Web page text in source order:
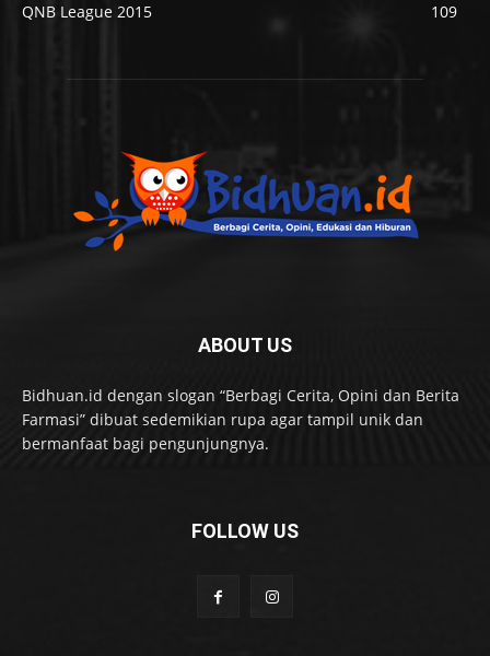
QNB League 2015
109
ABOUT US
Bidhuan.id dengan slogan “Berbagi Cerita, Opini dan Berita
Farmasi” dibuat sedemikian rupa agar tampil unik dan
bermanfaat bagi pengunjungnya.
FOLLOW US